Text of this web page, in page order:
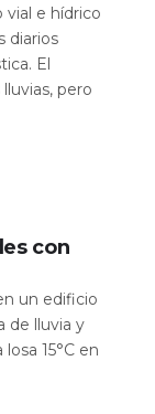
e hídrico
diarios
El
pero
con
un edificio
de lluvia y
15°C en